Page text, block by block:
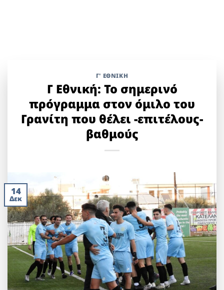
Γ' ΕΘΝΙΚΉ
Γ Εθνική: Το σημερινό
πρόγραμμα στον όμιλο του
Γρανίτη που θέλει -επιτέλους-
βαθμούς
14
Δεκ